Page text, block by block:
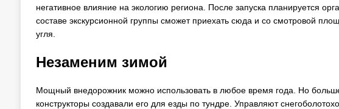
негативное влияние на экологию региона. После запуска планируется
составе экскурсионной группы сможет приехать сюда и со смотровой
угля.
Незаменим зимой
Мощный внедорожник можно использовать в любое время года. Но
конструкторы создавали его для езды по тундре. Управляют